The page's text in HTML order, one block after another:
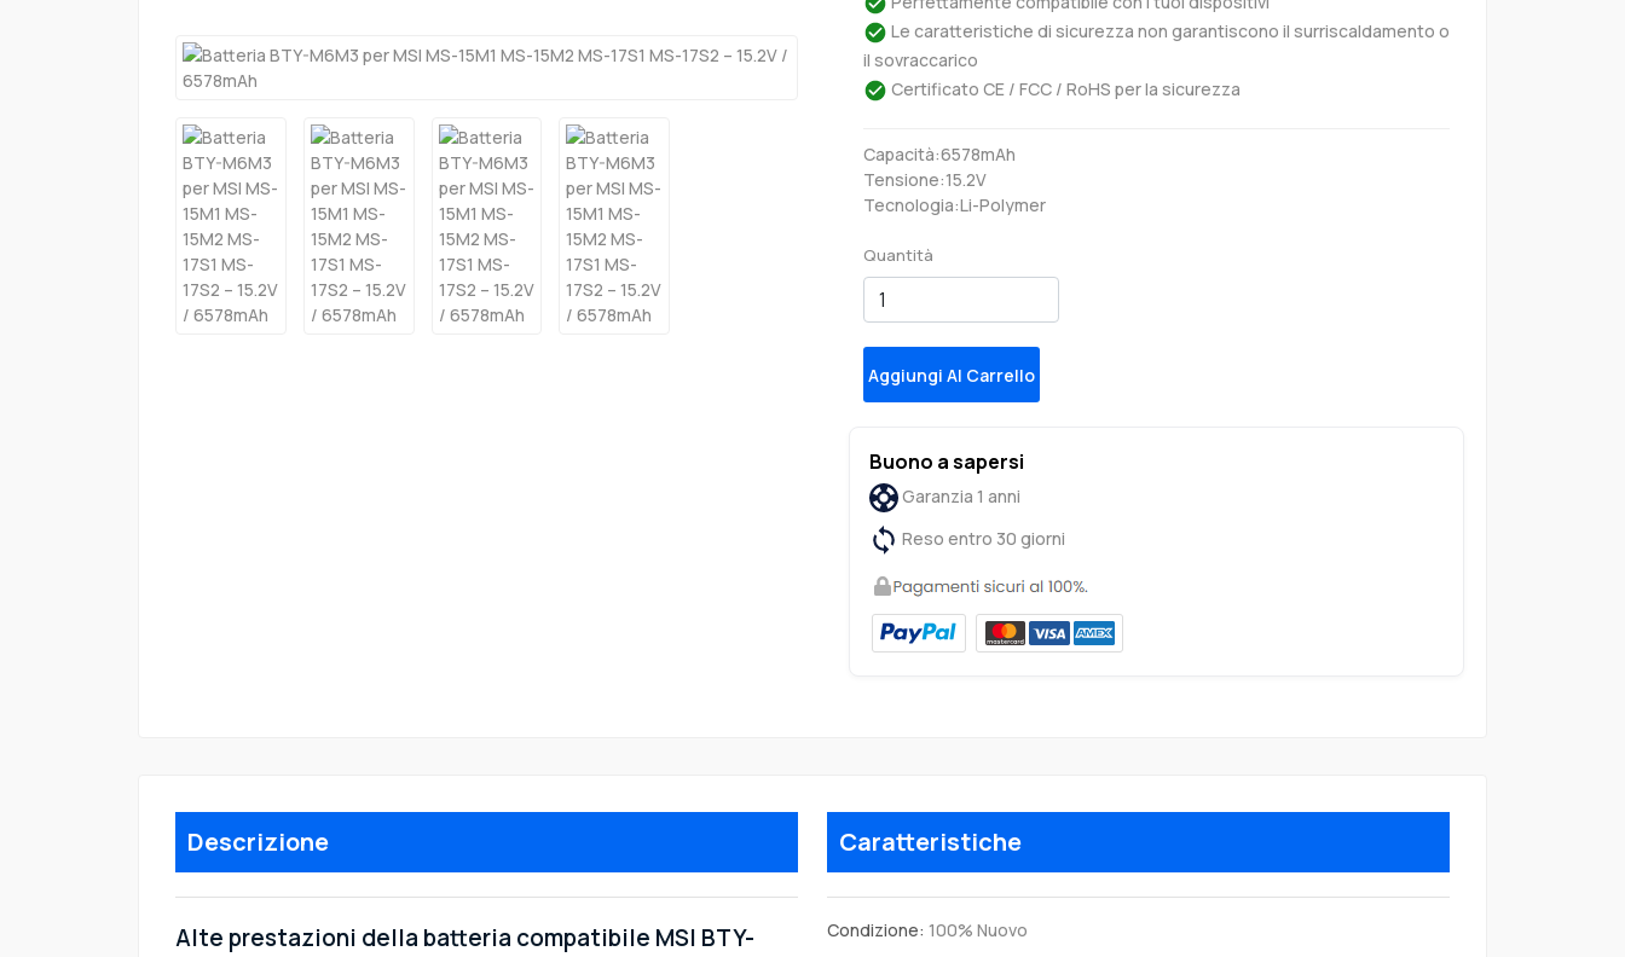
Le caratteristiche di sicurezza non garantiscono il surriscaldamento o
il sovraccarico
Certificato CE / FCC / RoHS per la sicurezza
Capacità:6578mAh
Tensione:15.2V
Tecnologia:Li-Polymer
Quantità
Aggiungi Al Carrello
Buono a sapersi
Garanzia 1 anni
Reso entro 30 giorni
Descrizione
Alte prestazioni della batteria compatibile MSI BTY-
Caratteristiche
Condizione: 100% Nuovo